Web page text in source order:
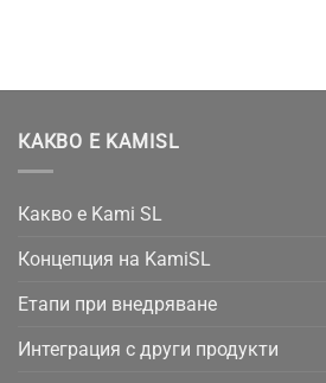
КАКВО Е KAMISL
Какво е Kami SL
Концепция на KamiSL
Етапи при внедряване
Интеграция с други продукти